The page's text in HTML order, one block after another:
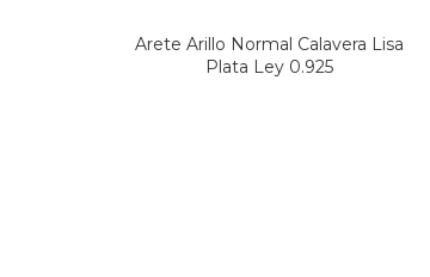
Arete Arillo Normal Calavera Lisa
Plata Ley 0.925